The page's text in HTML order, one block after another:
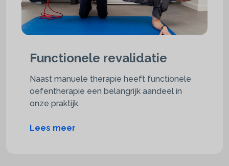
Functionele revalidatie
Naast manuele therapie heeft functionele
oefentherapie een belangrijk aandeel in
onze praktijk.
Lees meer